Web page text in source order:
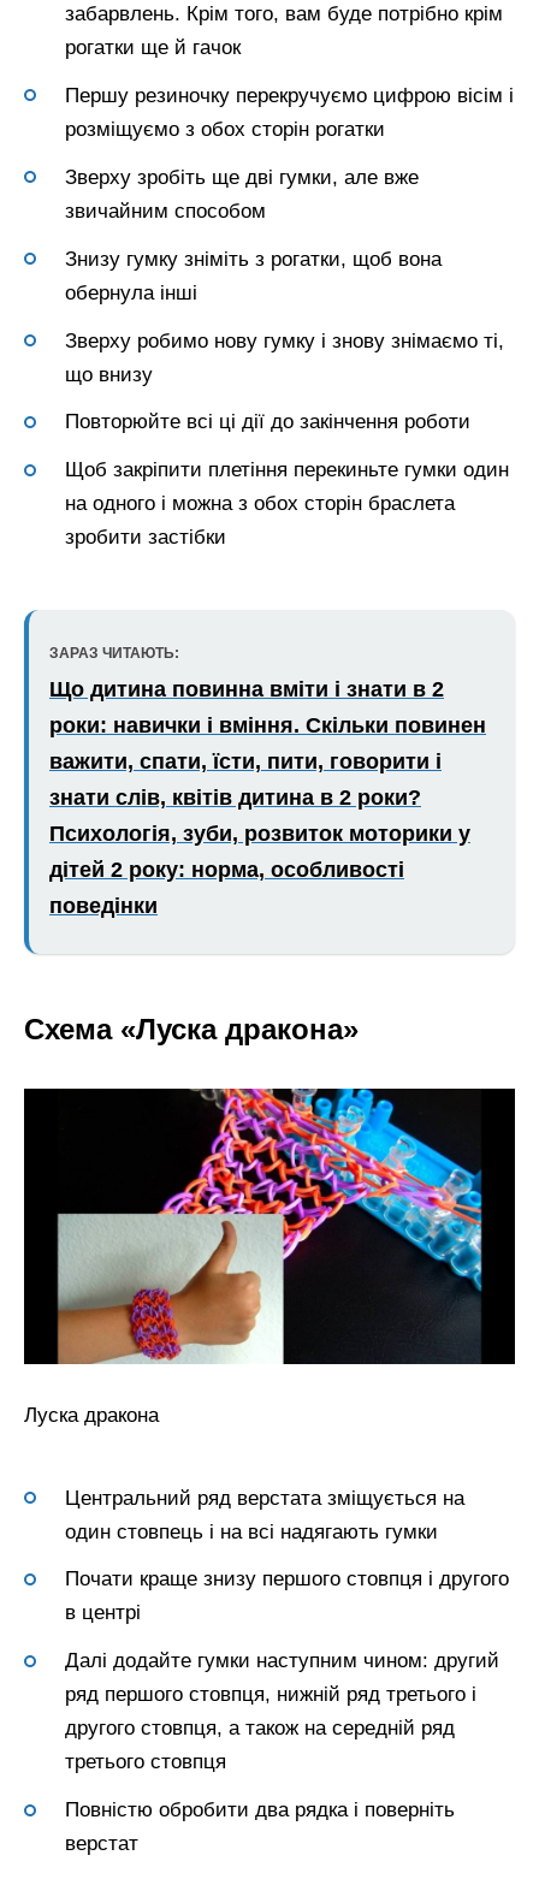
забарвлень. Крім того, вам буде потрібно крім
рогатки ще й гачок
Першу резиночку перекручуємо цифрою вісім і
розміщуємо з обох сторін рогатки
Зверху зробіть ще дві гумки, але вже
звичайним способом
Знизу гумку зніміть з рогатки, щоб вона
обернула інші
Зверху робимо нову гумку і знову знімаємо ті,
що внизу
Повторюйте всі ці дії до закінчення роботи
Щоб закріпити плетіння перекиньте гумки один
на одного і можна з обох сторін браслета
зробити застібки
ЗАРАЗ ЧИТАЮТЬ:
Що дитина повинна вміти і знати в 2
роки: навички і вміння. Скільки повинен
важити, спати, їсти, пити, говорити і
знати слів, квітів дитина в 2 роки?
Психологія, зуби, розвиток моторики у
дітей 2 року: норма, особливості
поведінки
Схема «Луска дракона»
Луска дракона
Центральний ряд верстата зміщується на
один стовпець і на всі надягають гумки
Почати краще знизу першого стовпця і другого
в центрі
Далі додайте гумки наступним чином: другий
ряд першого стовпця, нижній ряд третього і
другого стовпця, а також на середній ряд
третього стовпця
Повністю обробити два рядка і поверніть
верстат